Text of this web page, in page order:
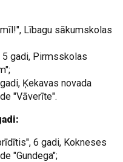
Lībagu sākumskolas
5 gadi, Pirmsskolas
Ķekavas novada
"Vāverīte".
6 gadi, Kokneses
"Gundega";